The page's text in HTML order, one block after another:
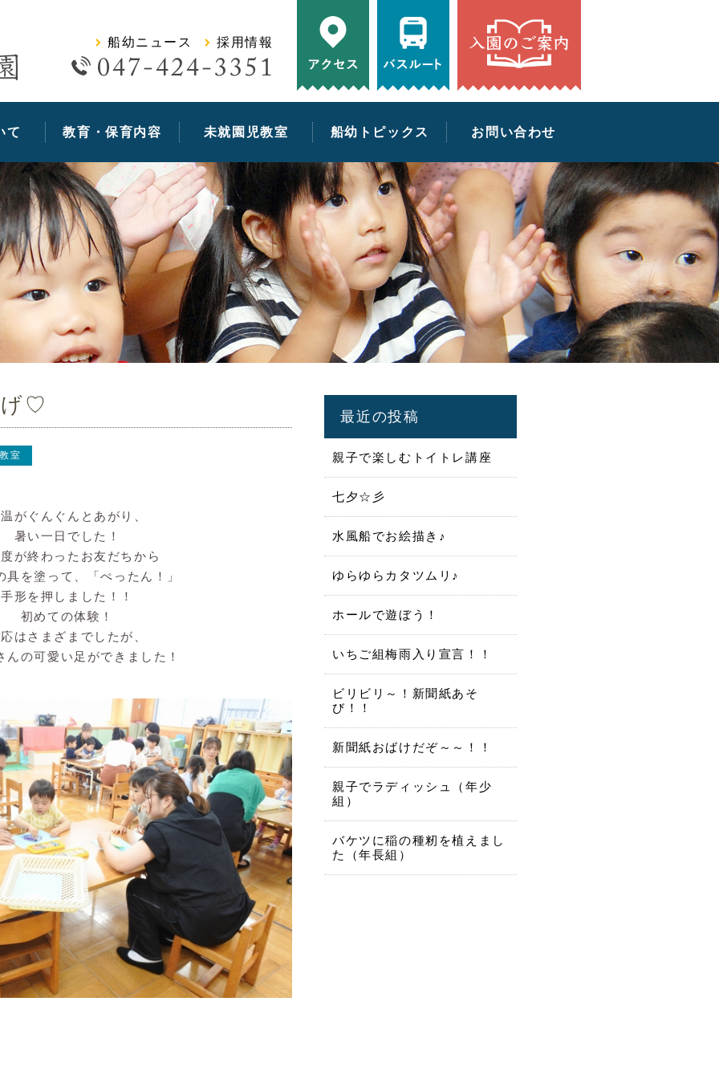
学校法人浄智学園 船橋幼稚園
船幼ニュース
採用情報
tel:0474243351
て 教育・保育内容 未就園児教室 船幼トピックス お問い合わせ
げ♡
室
がぐんぐんとあがり、
暑い一日でした！
が終わったお友だちから
具を塗って、「ぺったん！」
手形を押しました！！
初めての体験！
はさまざまでしたが、
んの可愛い足ができました！
最近の投稿
親子で楽しむトイトレ講座
七夕☆彡
水風船でお絵描き♪
ゆらゆらカタツムリ♪
ホールで遊ぼう！
いちご組梅雨入り宣言！！
ビリビリ～！新聞紙あそ
び！！
新聞紙おばけだぞ～～！！
親子でラディッシュ（年少
組）
バケツに稲の種籾を植えまし
た（年長組）